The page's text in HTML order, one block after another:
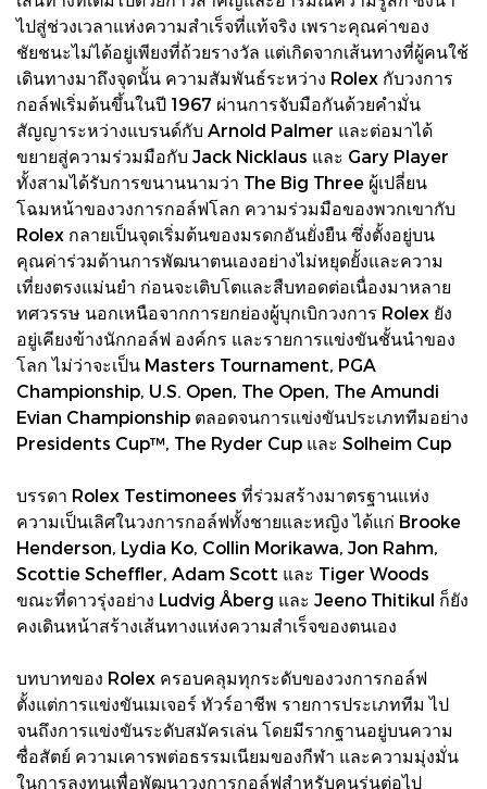
ไปสู่ช่วงเวลาแห่งความสำเร็จที่แท้จริง เพราะคุณค่าของ
ชัยชนะไม่ได้อยู่เพียงที่ถ้วยรางวัล แต่เกิดจากเส้นทางที่ผู้คนใช้
เดินทางมาถึงจุดนั้น ความสัมพันธ์ระหว่าง Rolex กับวงการ
กอล์ฟเริ่มต้นขึ้นในปี 1967 ผ่านการจับมือกันด้วยคำมั่น
สัญญาระหว่างแบรนด์กับ Arnold Palmer และต่อมาได้
ขยายสู่ความร่วมมือกับ Jack Nicklaus และ Gary Player
ทั้งสามได้รับการขนานนามว่า The Big Three ผู้เปลี่ยน
โฉมหน้าของวงการกอล์ฟโลก ความร่วมมือของพวกเขากับ
Rolex กลายเป็นจุดเริ่มต้นของมรดกอันยั่งยืน ซึ่งตั้งอยู่บน
คุณค่าร่วมด้านการพัฒนาตนเองอย่างไม่หยุดยั้งและความ
เที่ยงตรงแม่นยำ ก่อนจะเติบโตและสืบทอดต่อเนื่องมาหลาย
ทศวรรษ นอกเหนือจากการยกย่องผู้บุกเบิกวงการ Rolex ยัง
อยู่เคียงข้างนักกอล์ฟ องค์กร และรายการแข่งขันชั้นนำของ
โลก ไม่ว่าจะเป็น Masters Tournament, PGA
Championship, U.S. Open, The Open, The Amundi
Evian Championship ตลอดจนการแข่งขันประเภททีมอย่าง
Presidents Cup™, The Ryder Cup และ Solheim Cup
บรรดา Rolex Testimonees ที่ร่วมสร้างมาตรฐานแห่ง
ความเป็นเลิศในวงการกอล์ฟทั้งชายและหญิง ได้แก่ Brooke
Henderson, Lydia Ko, Collin Morikawa, Jon Rahm,
Scottie Scheffler, Adam Scott และ Tiger Woods
ขณะที่ดาวรุ่งอย่าง Ludvig Åberg และ Jeeno Thitikul ก็ยัง
คงเดินหน้าสร้างเส้นทางแห่งความสำเร็จของตนเอง
บทบาทของ Rolex ครอบคลุมทุกระดับของวงการกอล์ฟ
ตั้งแต่การแข่งขันเมเจอร์ ทัวร์อาชีพ รายการประเภททีม ไป
จนถึงการแข่งขันระดับสมัครเล่น โดยมีรากฐานอยู่บนความ
ซื่อสัตย์ ความเคารพต่อธรรมเนียมของกีฬา และความมุ่งมั่น
ในการลงทุนเพื่อพัฒนาวงการกอล์ฟสำหรับคนรุ่นต่อไป